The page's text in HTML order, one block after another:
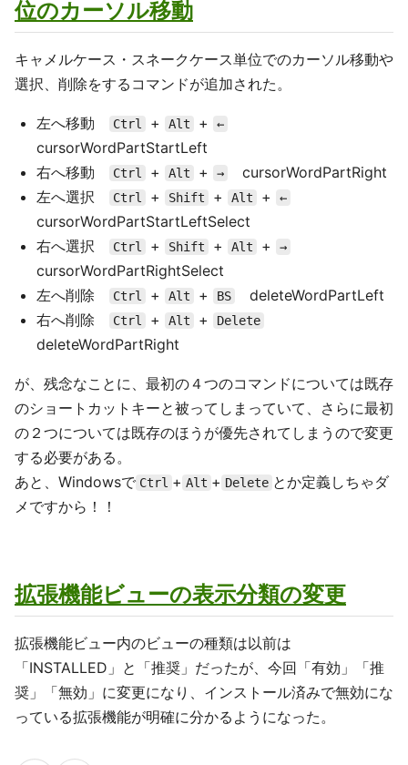
位のカーソル移動
キャメルケース・スネークケース単位でのカーソル移動や
選択、削除をするコマンドが追加された。
左へ移動 Ctrl + Alt + ←
cursorWordPartStartLeft
右へ移動
Ctrl + Alt + →
cursorWordPartRight
左へ選択
Ctrl + Shift + Alt + ←
cursorWordPartStartLeftSelect
右へ選択
Ctrl + Shift + Alt + →
cursorWordPartRightSelect
左へ削除
Ctrl + Alt + BS
deleteWordPartLeft
右へ削除
Ctrl + Alt + Delete
deleteWordPartRight
が、残念なことに、最初の４つのコマンドについては既存
のショートカットキーと被ってしまっていて、さらに最初
の２つについては既存のほうが優先されてしまうので変更
する必要がある。
あと、Windowsで Ctrl + Alt + Delete とか定義しちゃダ
メですから！！
拡張機能ビューの表示分類の変更
拡張機能ビュー内のビューの種類は以前は
「INSTALLED」と「推奨」だったが、今回「有効」「推
奨」「無効」に変更になり、インストール済みで無効にな
っている拡張機能が明確に分かるようになった。